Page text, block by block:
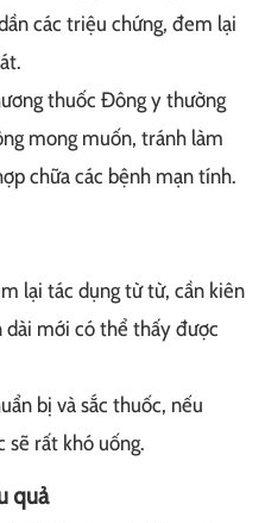
các triệu chứng, đem lại
thuốc Đông y thường
mong muốn, tránh làm
chữa các bệnh mạn tính.
lại tác dụng từ từ, cần kiên
mới có thể thấy được
bị và sắc thuốc, nếu
sẽ rất khó uống.
quả